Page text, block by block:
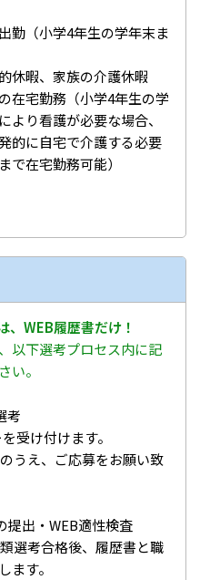
勤（小学4年生の学年末ま
休暇、家族の介護休暇
在宅勤務（小学4年生の学
より看護が必要な場合、
的に自宅で介護する必要
で在宅勤務可能）
、WEB履歴書だけ！
以下選考プロセス内に記
い。
考
受け付けます。
うえ、ご応募をお願い致
提出・WEB適性検査
選考合格後、履歴書と職
ます。